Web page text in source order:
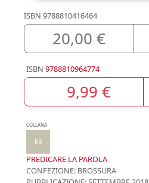
ISBN 9788810416464
20,00 €
ISBN 9788810964774
9,99 €
COLLANA
E3
PREDICARE LA PAROLA
CONFEZIONE: BROSSURA